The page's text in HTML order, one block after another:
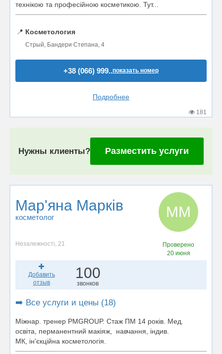
технікою та професійною косметикою. Тут...
📍 Косметология
Стрый, Бандери Степана, 4
+38 (066) 999..показать номер
Подробнее
181
Нужны клиенты? Разместить услуги
Мар'яна Марків
косметолог ММ
Незалежності, 21
Проверено
20 июня
Добавить
отзыв
100
звонков
➡️ Все услуги и цены (18)
Міжнар. тренер PMGROUP. Стаж ПМ 14 років. Мед.
освіта, перманентний макіяж, навчання, індив.
МК, ін'єкційна косметологія.